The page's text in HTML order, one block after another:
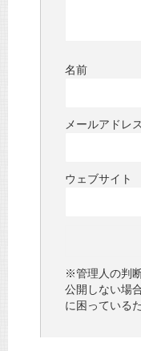
名前
メールアドレス
ウェブサイト
※管理人の判
公開しない場
に困っている